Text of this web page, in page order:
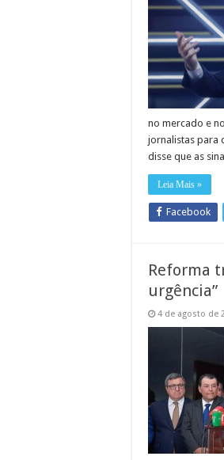
no mercado e
jornalistas para
disse que as
Leia Mais »
Facebook
Reforma
urgência”
4 de agosto de